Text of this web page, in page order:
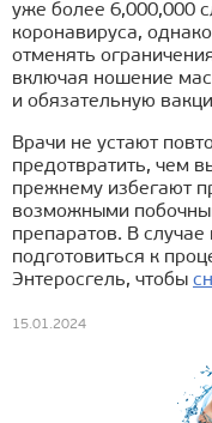
уже более 6,000,000
коронавируса,
отменять
включая ношение
и обязательную
Врачи не устают
предотвратить, чем
прежнему избегают
возможными
препаратов. В
подготовиться к
Энтеросгель, чтобы
15.01.2024